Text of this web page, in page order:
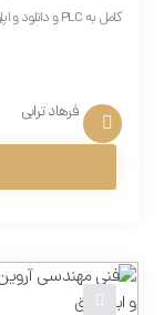
کامل به PLC و دانلود و اپلود را دارد. بسیار مهم...
فرهاد ترابی